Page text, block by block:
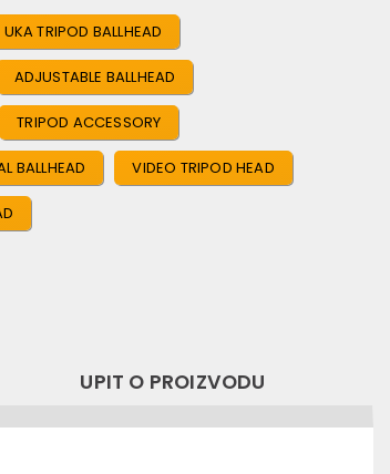
UKA TRIPOD BALLHEAD
ADJUSTABLE BALLHEAD
TRIPOD ACCESSORY
BALLHEAD VIDEO TRIPOD HEAD
UPIT O PROIZVODU